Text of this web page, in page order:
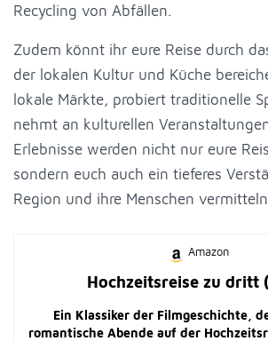
Recycling von Abfällen.
Zudem könnt ihr eure Reise durch
der lokalen Kultur und Küche
lokale Märkte, probiert traditionelle
nehmt an kulturellen
Erlebnisse werden nicht nur eure
sondern euch auch ein tieferes
Region und ihre Menschen
Amazon
Hochzeitsreise zu dritt
Ein Klassiker der Filmgeschichte,
romantische Abende auf der